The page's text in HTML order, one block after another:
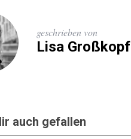
geschrieben von
Lisa Großkopf
auch gefallen